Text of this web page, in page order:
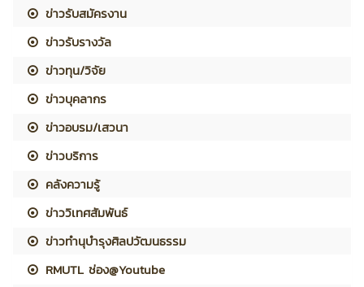
ข่าวรับสมัครงาน
ข่าวรับรางวัล
ข่าวทุน/วิจัย
ข่าวบุคลากร
ข่าวอบรม/เสวนา
ข่าวบริการ
คลังความรู้
ข่าววิเทศสัมพันธ์
ข่าวทำนุบำรุงศิลปวัฒนธรรม
RMUTL ช่อง@Youtube